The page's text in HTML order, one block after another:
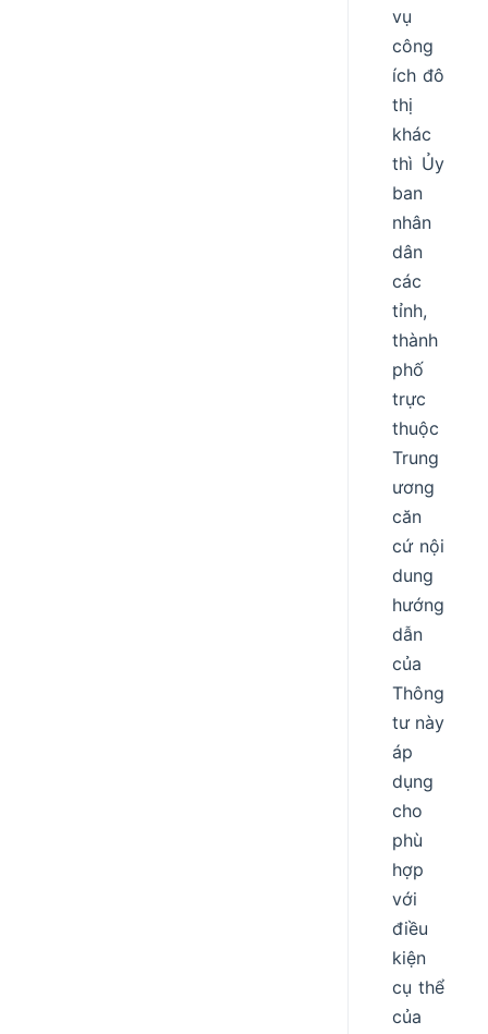
vụ
công
ích đô
thị
khác
thì Ủy
ban
nhân
dân
các
tỉnh,
thành
phố
trực
thuộc
Trung
ương
căn
cứ nội
dung
hướng
dẫn
của
Thông
tư này
áp
dụng
cho
phù
hợp
với
điều
kiện
cụ thể
của